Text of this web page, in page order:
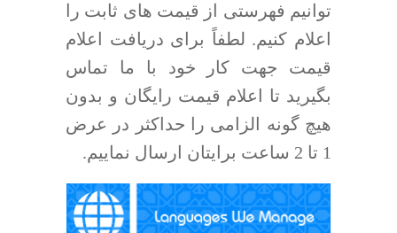
توانیم فهرستی از قیمت های ثابت را
اعلام کنیم. لطفاً برای دریافت اعلام
قیمت جهت کار خود با ما تماس
بگیرید تا اعلام قیمت رایگان و بدون
هیچ گونه الزامی را حداکثر در عرض